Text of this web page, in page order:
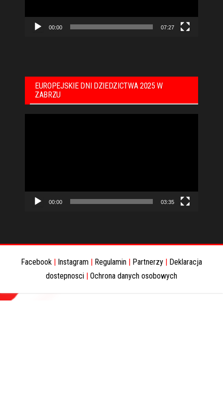
00:00 07:27
EUROPEJSKIE DNI DZIEDZICTWA 2025 W
ZABRZU
00:00 03:35
Facebook | Instagram | Regulamin | Partnerzy | Deklaracja
dostepnosci | Ochrona danych osobowych